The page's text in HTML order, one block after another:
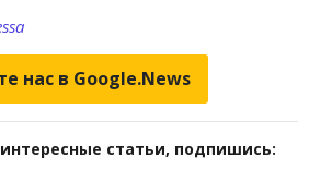
нас в Google.News
статьи, подпишись: